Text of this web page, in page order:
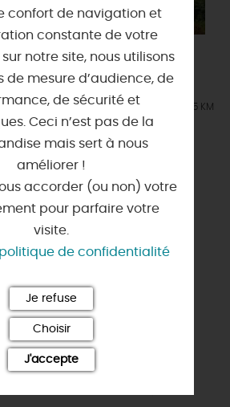
du
l'Arboretum
À 2.5 KM
confort de navigation et
constante de votre
notre site, nous utilisons
de mesure d’audience, de
de sécurité et
Ceci n’est pas de la
mais sert à nous
améliorer !
accorder (ou non) votre
pour parfaire votre
visite.
de confidentialité
Je refuse
Choisir
J'accepte